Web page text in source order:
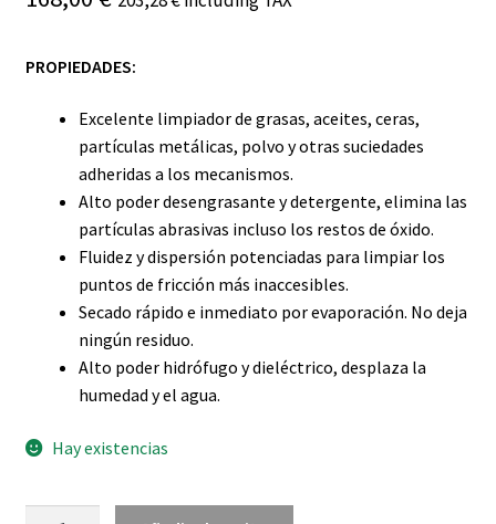
PROPIEDADES:
Excelente limpiador de grasas, aceites, ceras,
partículas metálicas, polvo y otras suciedades
adheridas a los mecanismos.
Alto poder desengrasante y detergente, elimina las
partículas abrasivas incluso los restos de óxido.
Fluidez y dispersión potenciadas para limpiar los
puntos de fricción más inaccesibles.
Secado rápido e inmediato por evaporación. No deja
ningún residuo.
Alto poder hidrófugo y dieléctrico, desplaza la
humedad y el agua.
Hay existencias